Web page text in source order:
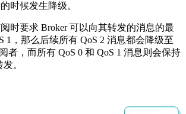
时候发生降级。
时要求 Broker 可以向其转发的消息的最
1，那么后续所有 QoS 2 消息都会降级至
者，而所有 QoS 0 和 QoS 1 消息则会保持
。